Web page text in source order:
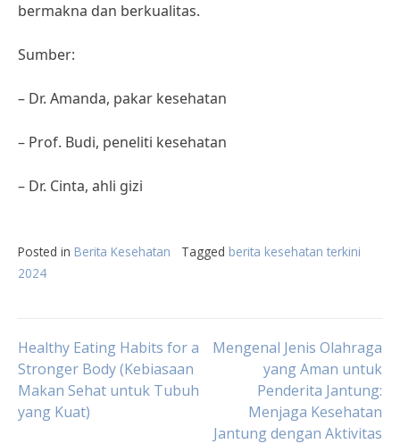
bermakna dan berkualitas.
Sumber:
– Dr. Amanda, pakar kesehatan
– Prof. Budi, peneliti kesehatan
– Dr. Cinta, ahli gizi
Posted in Berita Kesehatan Tagged berita kesehatan terkini
2024
Post
navigation
Healthy Eating Habits for a
Stronger Body (Kebiasaan
Makan Sehat untuk Tubuh
yang Kuat)
Mengenal Jenis Olahraga
yang Aman untuk
Penderita Jantung:
Menjaga Kesehatan
Jantung dengan Aktivitas